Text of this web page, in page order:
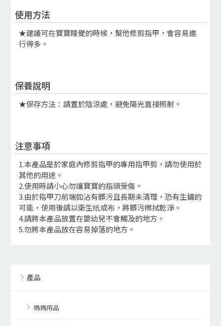
使用方法
★建議可在寶寶睡覺的時候，幫他修剪指甲，會容易進
行得多。
保養說明
★保存方法：請置於陰涼處，避免陽光直接照射。
注意事項
1.本產品是於家庭內修剪指甲的專用指甲剪，請勿使用於
其他的用途。
2.使用時請小心勿讓寶寶的指頭受傷。
3.由於指甲刀前端如沾有髒污且長期未清理，恐有生鏽的
可能，使用後請以衛生纸或布，將髒污擦拭乾淨。
4.請將本產品放置在嬰幼兒不會觸及的地方。
5.勿將本產品放在容易掉落的地方。
產品
媽媽用品